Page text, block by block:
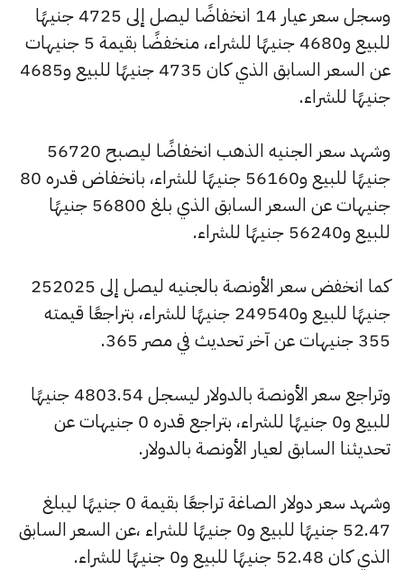
وسجل سعر عيار 14 انخفاضًا ليصل إلى 4725 جنيهًا
للبيع و4680 جنيهًا للشراء، منخفضًا بقيمة 5 جنيهات
عن السعر السابق الذي كان 4735 جنيهًا للبيع و4685
جنيهًا للشراء.
وشهد سعر الجنيه الذهب انخفاضًا ليصبح 56720
جنيهًا للبيع و56160 جنيهًا للشراء، بانخفاض قدره 80
جنيهات عن السعر السابق الذي بلغ 56800 جنيهًا
للبيع و56240 جنيهًا للشراء.
كما انخفض سعر الأونصة بالجنيه ليصل إلى 252025
جنيهًا للبيع و249540 جنيهًا للشراء، بتراجعًا قيمته
355 جنيهات عن آخر تحديث في مصر 365.
وتراجع سعر الأونصة بالدولار ليسجل 4803.54 جنيهًا
للبيع و0 جنيهًا للشراء، بتراجع قدره 0 جنيهات عن
تحديثنا السابق لعيار الأونصة بالدولار.
وشهد سعر دولار الصاغة تراجعًا بقيمة 0 جنيهًا ليبلغ
52.47 جنيهًا للبيع و0 جنيهًا للشراء ،عن السعر السابق
الذي كان 52.48 جنيهًا للبيع و0 جنيهًا للشراء.